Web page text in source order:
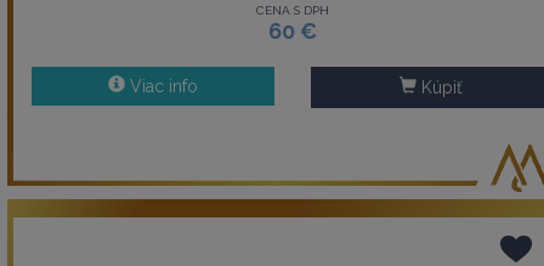
CENA S DPH
60 €
Viac info Kúpiť